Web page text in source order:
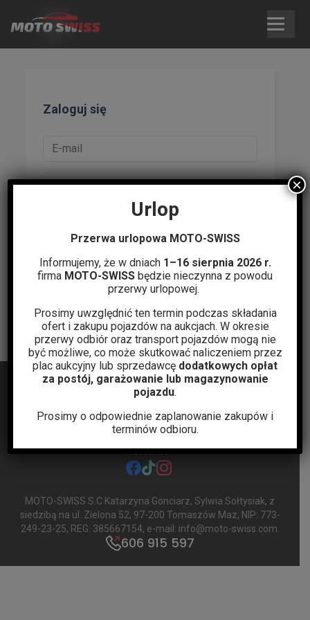
Zaloguj się
Zapamiętaj mnie
Nie pamiętasz hasła?|Zarejestruj się
Zaloguj się
POLITYKA PRYWATNOŚCI
KONTAKT
facebook
tiktokinstagram
MOTO-SWISS S.C Katarzyna Gonciarz, Sylwia Sołtysiak, z
siedzibą na ul. Zielona 52, 97-200 Tomaszów Maz, NIP: 773-
249-23-25, REG: 385667154, e-mail: info@moto-swiss.com.
606 915 597
Urlop
Przerwa urlopowa MOTO-SWISS
Informujemy, że w dniach 1–16 sierpnia 2026 r.
firma MOTO-SWISS będzie nieczynna z powodu
przerwy urlopowej.
Prosimy uwzględnić ten termin podczas składania
ofert i zakupu pojazdów na aukcjach. W okresie
przerwy odbiór oraz transport pojazdów mogą nie
być możliwe, co może skutkować naliczeniem przez
plac aukcyjny lub sprzedawcę dodatkowych opłat
za postój, garażowanie lub magazynowanie
pojazdu.
Prosimy o odpowiednie zaplanowanie zakupów i
terminów odbioru.
×